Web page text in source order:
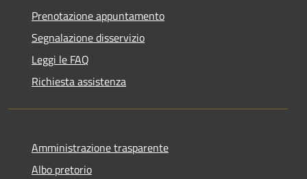
Prenotazione appuntamento
Segnalazione disservizio
Leggi le FAQ
Richiesta assistenza
Amministrazione trasparente
Albo pretorio